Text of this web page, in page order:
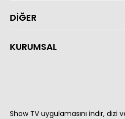
DİĞER
KURUMSAL
Show TV uygulamasını indir, dizi